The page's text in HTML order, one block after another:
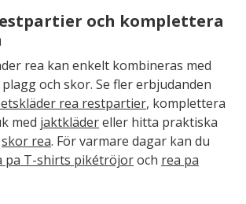
och komplettera
rea kan enkelt kombineras med
och skor. Se fler erbjudanden
rea restpartier, komplettera
med jaktklädereller hitta praktiska
skor rea. För varmare dagar kan du
pa T-shirts pikétröjoroch rea pa